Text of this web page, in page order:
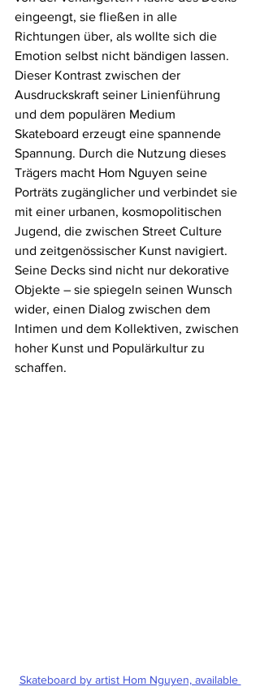
eingeengt, sie fließen in alle
Richtungen über, als wollte sich die
Emotion selbst nicht bändigen lassen.
Dieser Kontrast zwischen der
Ausdruckskraft seiner Linienführung
und dem populären Medium
Skateboard erzeugt eine spannende
Spannung. Durch die Nutzung dieses
Trägers macht Hom Nguyen seine
Porträts zugänglicher und verbindet sie
mit einer urbanen, kosmopolitischen
Jugend, die zwischen Street Culture
und zeitgenössischer Kunst navigiert.
Seine Decks sind nicht nur dekorative
Objekte – sie spiegeln seinen Wunsch
wider, einen Dialog zwischen dem
Intimen und dem Kollektiven, zwischen
hoher Kunst und Populärkultur zu
schaffen.
Skateboard by artist Hom Nguyen, available